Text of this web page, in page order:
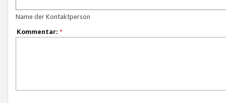
Name der Kontaktperson
Kommentar: *